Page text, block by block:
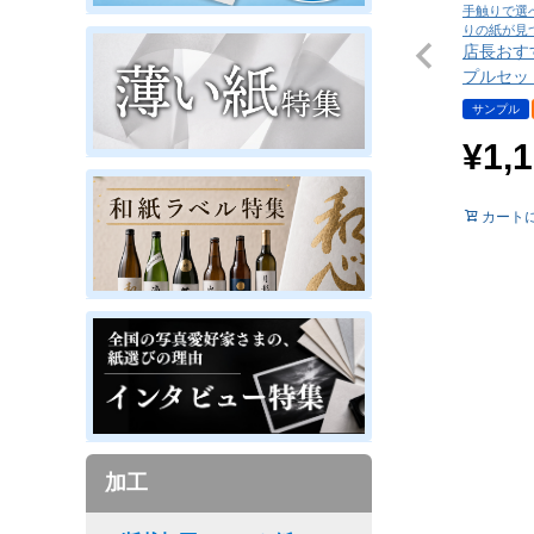
加工
手触りで選
りの紙が見
店長お
プルセ
サンプル
¥
カート